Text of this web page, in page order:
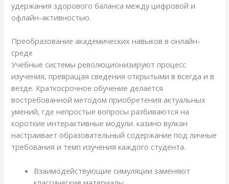
удержания здорового баланса между цифровой и
офлайн-активностью.
Преобразование академических навыков в онлайн-
среде
Учебные системы революционизируют процесс
изучения, превращая сведения открытыми в всегда и в
везде. Краткосрочное обучение делается
востребованной методом приобретения актуальных
умений, где непростые вопросы разбиваются на
короткие интерактивные модули. казино вулкан
настраивает образовательный содержание под личные
требования и темп изучения каждого студента.
Взаимодействующие симуляции заменяют